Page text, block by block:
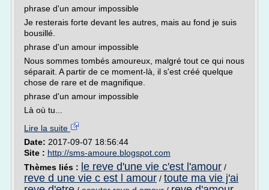
phrase d'un amour impossible
Je resterais forte devant les autres, mais au fond je suis
bousillé.
phrase d'un amour impossible
Nous sommes tombés amoureux, malgré tout ce qui nous
séparait. A partir de ce moment-là, il s'est créé quelque
chose de rare et de magnifique.
phrase d'un amour impossible
Là où tu...
Lire la suite
Date: 2017-09-07 18:56:44
Site : http://sms-amoure.blogspot.com
Thèmes liés : le reve d'une vie c'est l'amour /
reve d une vie c est l amour / toute ma vie j'ai